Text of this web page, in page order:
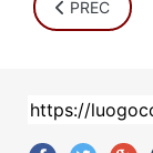
ARTICOLO
PREC